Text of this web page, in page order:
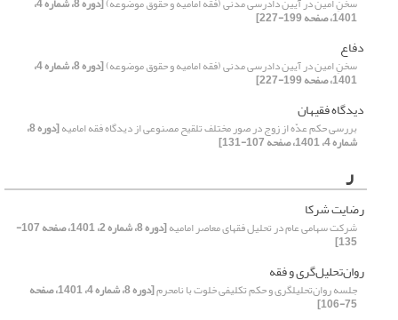
1401، صفحه 199-227]
دفاع
سخنِ امین در آیین دادرسی مدنی (فقه امامیه و حقوق موضوعه) [دوره 8، شماره 4،
1401، صفحه 199-227]
دیدگاه فقیهان
بررسی حکم عدّه از زوج در صور مختلف تلقیح مصنوعی از دیدگاه فقه امامیه [دوره 8،
شماره 4، 1401، صفحه 107-131]
ر
رضایت شرکا
شرکت سهامی عام در تحلیل فقهای معاصر امامیه [دوره 8، شماره 2، 1401، صفحه 107-
135]
روان‌تحلیل‌گری و فقه
جلسه روان‌تحلیلگری و حکم تکلیفی خلوت با نامحرم [دوره 8، شماره 4، 1401، صفحه
75-106]